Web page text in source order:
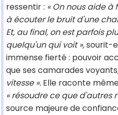
ressentir : « On nous aide
à écouter le bruit d'une
Et, au final, on est parfois
quelqu'un qui voit »,sourit-
immense fierté : pouvoir
que ses camarades
vitesse ». Elle raconte
« résoudre ce que d'autres
source majeure de